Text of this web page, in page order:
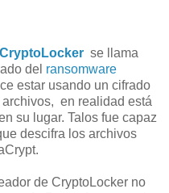
CryptoLocker se llama
del ransomware
estar usando un cifrado
en realidad está
su lugar. Talos fue capaz
descifra los archivos
de CryptoLocker no